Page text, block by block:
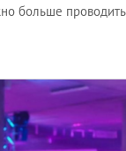
больше проводить